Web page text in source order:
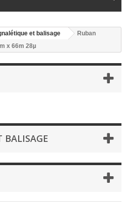
et balisage
Ruban
x 66m 28µ
BALISAGE